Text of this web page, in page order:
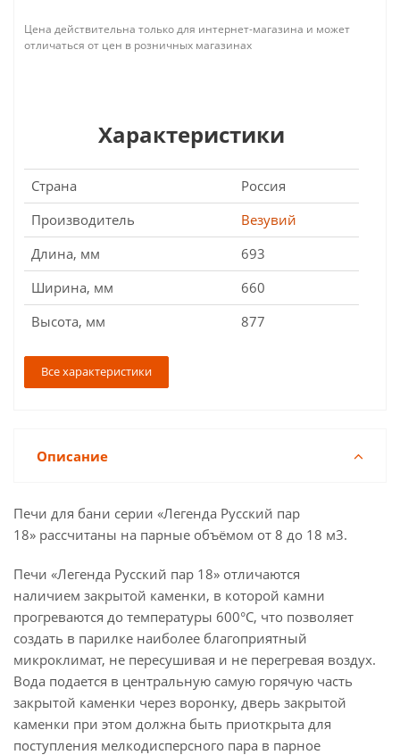
Цена действительна только для интернет-магазина и может
отличаться от цен в розничных магазинах
Характеристики
Страна
Россия
Производитель
Везувий
Длина, мм
693
Ширина, мм
660
Высота, мм
877
Все характеристики
Описание
Печи для бани серии «Легенда Русский пар
18» рассчитаны на парные объёмом от 8 до 18 м3.
Печи «Легенда Русский пар 18» отличаются
наличием закрытой каменки, в которой камни
прогреваются до температуры 600°С, что позволяет
создать в парилке наиболее благоприятный
микроклимат, не пересушивая и не перегревая воздух.
Вода подается в центральную самую горячую часть
закрытой каменки через воронку, дверь закрытой
каменки при этом должна быть приоткрыта для
поступления мелкодисперсного пара в парное